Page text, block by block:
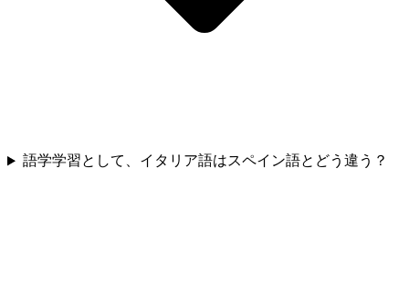
語学学習として、イタリア語はスペイン語とどう違う？